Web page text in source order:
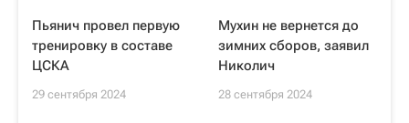
Пьянич провел первую
тренировку в составе
ЦСКА
29 сентября 2024
Мухин не вернется до
зимних сборов, заявил
Николич
28 сентября 2024